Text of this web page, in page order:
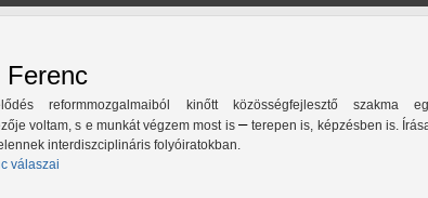
Ferenc
reformmozgalmaiból kinőtt közösségfejlesztő szakma
voltam, s e munkát végzem most is –terepen is, képzésben is.
interdiszciplináris folyóiratokban.
válaszai